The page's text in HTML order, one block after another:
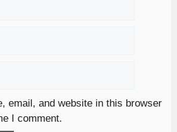
email, and website in this browser
I comment.